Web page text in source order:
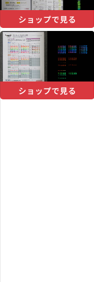
ショップで見る
ショップで見る